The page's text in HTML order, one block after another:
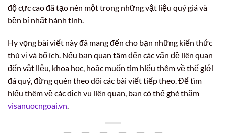
độ cực cao đã tạo nên một trong những vật liệu quý giá và
bền bỉ nhất hành tinh.
Hy vọng bài viết này đã mang đến cho bạn những kiến thức
thú vị và bổ ích. Nếu bạn quan tâm đến các vấn đề liên quan
đến vật liệu, khoa học, hoặc muốn tìm hiểu thêm về thế giới
đá quý, đừng quên theo dõi các bài viết tiếp theo. Để tìm
hiểu thêm về các dịch vụ liên quan, bạn có thể ghé thăm
visanuocngoai.vn.